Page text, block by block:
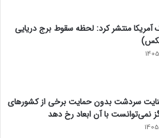
آمریکا منتشر کرد: لحظه سقوط برج دریایی
سردشت بدون حمایت برخی از کشورهای
نمی‌توانست با آن ابعاد رخ دهد